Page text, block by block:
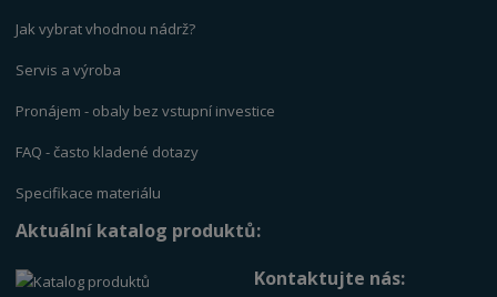
Jak vybrat vhodnou nádrž?
Servis a výroba
Pronájem - obaly bez vstupní investice
FAQ - často kladené dotazy
Specifikace materiálu
Aktuální katalog produktů:
Kontaktujte nás: